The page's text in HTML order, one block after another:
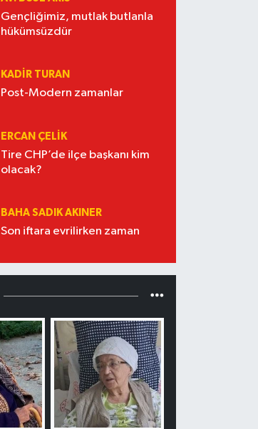
Gençliğimiz, mutlak butlanla
hükümsüzdür
KADIR TURAN
Post-Modern zamanlar
ERCAN ÇELIK
Tire CHP’de ilçe başkanı kim
olacak?
BAHA SADIK AKINER
Son iftara evrilirken zaman